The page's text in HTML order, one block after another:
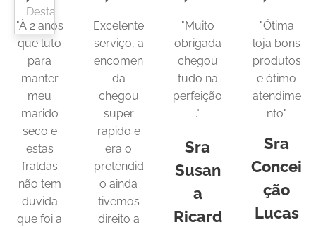
Destaque
"À 2 anos
que luto
para
manter
meu
marido
seco e
estas
fraldas
não tem
duvida
que foi a
Excelente
serviço, a
encomen
da
chegou
super
rapido e
era o
pretendid
o ainda
tivemos
direito a
"Muito
obrigada
chegou
tudo na
perfeição
."
Sra
Susan
a
Ricard
"Ótima
loja bons
produtos
e ótimo
atendime
nto"
Sra
Concei
ção
Lucas